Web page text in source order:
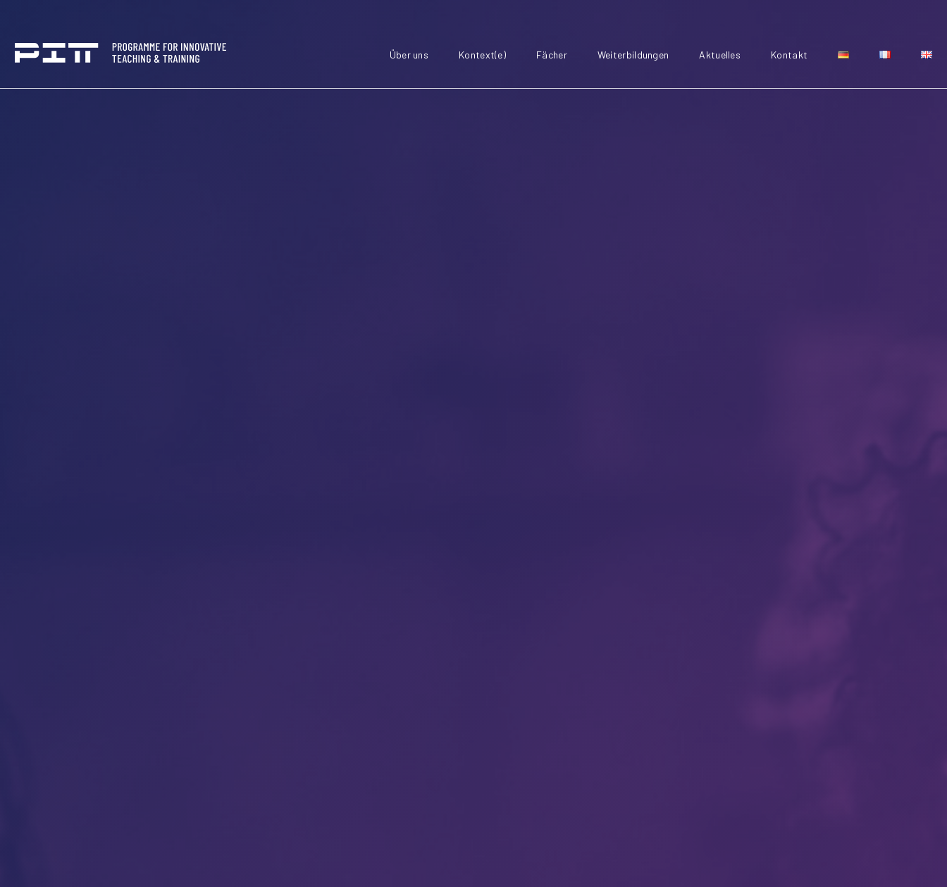
Über uns Kontext(e) Fächer Weiterbildungen Aktuelles Kontakt